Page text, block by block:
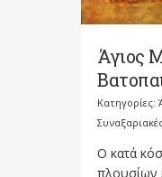
Άγιος
Κατηγορίες:
Ο κατά
πλουσίων